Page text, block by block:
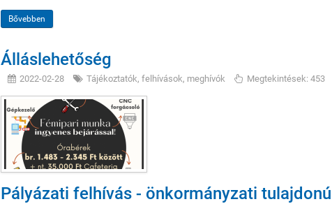
Bővebben
Álláslehetőség
2022-02-28 Tájékoztatók, felhívások, meghívók Megtekintések: 453
Pályázati felhívás - önkormányzati